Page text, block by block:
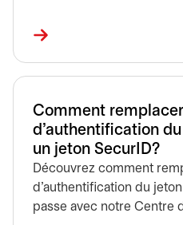
Comment
d'authentification
un jeton SecurID?
Découvrez comment
d’authentification du
passe avec notre Centre